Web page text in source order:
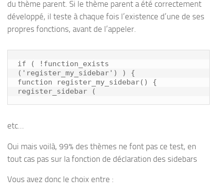
du thème parent. Si le thème parent a été correctement
développé, il teste à chaque fois l’existence d’une de ses
propres fonctions, avant de l’appeler.
if ( !function_exists
('register_my_sidebar') ) {
function register_my_sidebar() {
register_sidebar (
etc…
Oui mais voilà, 99% des thèmes ne font pas ce test, en
tout cas pas sur la fonction de déclaration des sidebars
Vous avez donc le choix entre :